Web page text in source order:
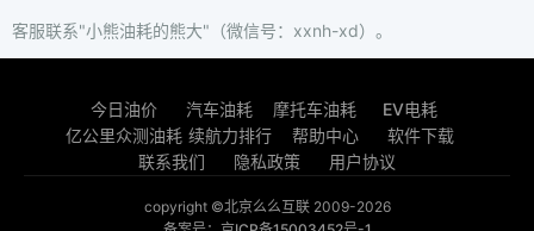
客服联系"小熊油耗的熊大"（微信号：xxnh-xd）。
今日油价 汽车油耗 摩托车油耗
EV电耗
亿公里众测油耗 续航力排行 帮助中心
软件下载
联系我们
隐私政策 用户协议
copyright ©北京么么互联 2009-2026